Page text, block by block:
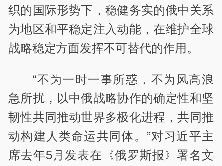
织的国际形势下，稳健务实的俄中关系
为地区和平稳定注入动能，在维护全球
战略稳定方面发挥不可替代的作用。
“不为一时一事所惑，不为风高浪
急所扰，以中俄战略协作的确定性和坚
韧性共同推动世界多极化进程，共同推
动构建人类命运共同体。”对习近平主
席去年5月发表在《俄罗斯报》署名文